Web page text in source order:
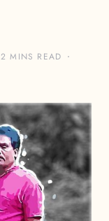
2 MINS READ